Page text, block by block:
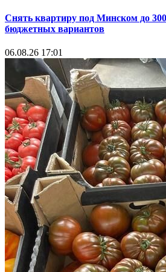
Снять квартиру под Минском до
бюджетных вариантов
06.08.26 17:01